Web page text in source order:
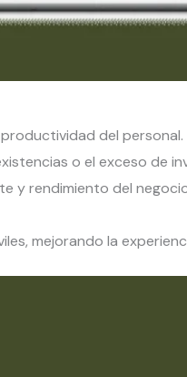
del personal.
o el exceso de
y rendimiento del
mejorando la